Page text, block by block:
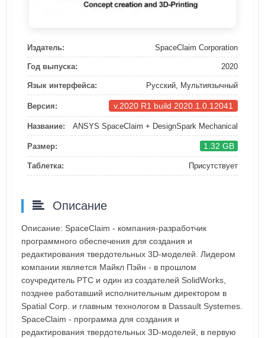
Издатель: SpaceClaim Corporation
Год выпуска: 2020
Язык интерфейса: Русский, Мультиязычный
Версия: v.2020 R1 build 2020.1.0.12041
Название: ANSYS SpaceClaim + DesignSpark Mechanical
Размер: 1.32 GB
Таблетка: Присутствует
Описание
Описание: SpaceClaim - компания-разработчик
программного обеспечения для создания и
редактирования твердотельных 3D-моделей. Лидером
компании является Майкл Пэйн - в прошлом
соучредитель PTC и один из создателей SolidWorks,
позднее работавший исполнительным директором в
Spatial Corp. и главным технологом в Dassault Systemes.
SpaceClaim - программа для создания и
редактирования твердотельных 3D-моделей, в первую